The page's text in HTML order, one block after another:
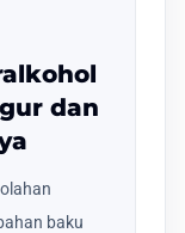
dan
baku